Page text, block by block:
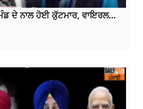
ਦੇ ਨਾਲ ਹੋਈ ਕੁੱਟਮਾਰ, ਵਾਇਰਲ...